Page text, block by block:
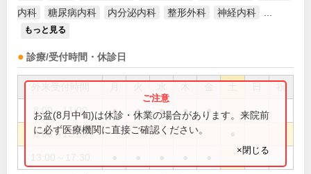
内科
糖尿病内科 内分泌内科 整形外科 神経内科
もっと見る
診療/受付時間・休診日
祝
8:00～11:00 ● ● ● ● ●
8:00～12:00
お盆(8月中旬)は休診・休業の場合があります。来院前
に必ず医療機関に直接ご確認ください。
×閉じる